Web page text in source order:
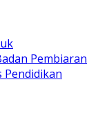
Pembiaran
Pendidikan